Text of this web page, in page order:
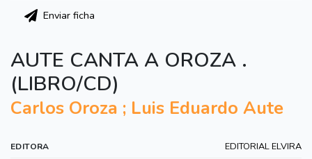
Enviar ficha
AUTE CANTA A OROZA .
(LIBRO/CD)
Carlos Oroza ; Luis Eduardo Aute
EDITORA EDITORIAL ELVIRA